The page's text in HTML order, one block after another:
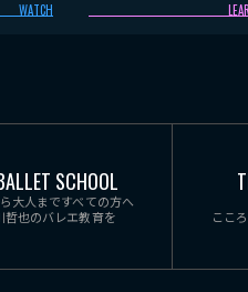
WATCH
SCHOOL
大人まですべての方へ
哲也のバレエ教育を
ここ